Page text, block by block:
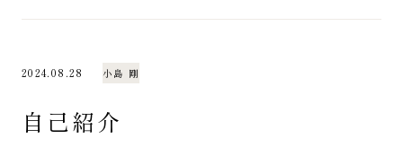
2024.08.28 小島 剛
自己紹介